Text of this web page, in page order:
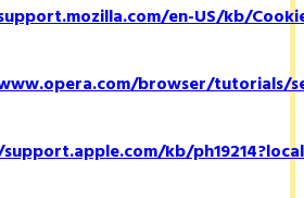
en-US/kb/
browser/tutorials/
kb/